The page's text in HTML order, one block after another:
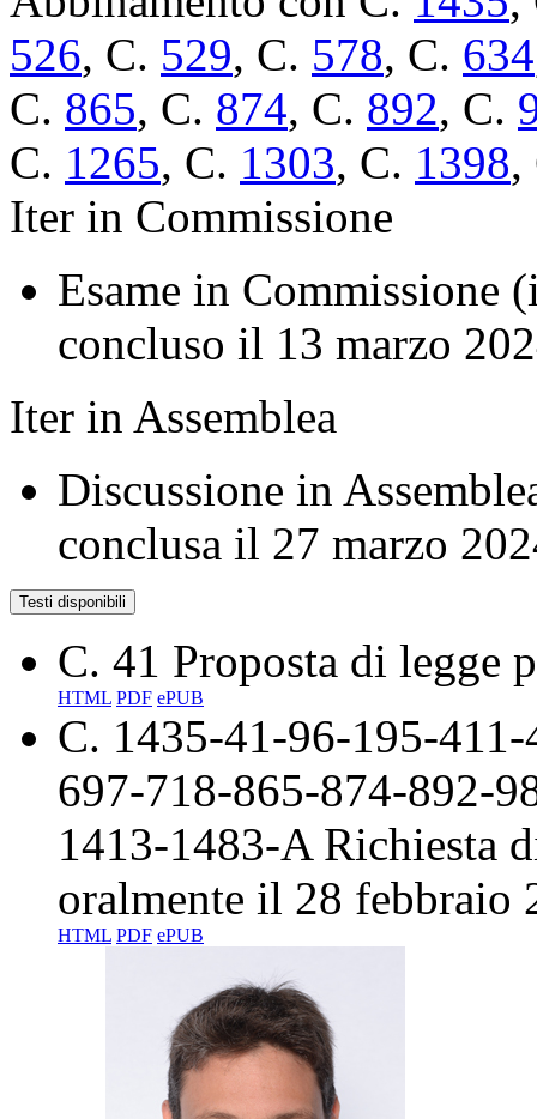
526, C. 529, C. 578, C. 634
C. 865, C. 874, C. 892, C.
C. 1265, C. 1303, C. 1398,
Iter in Commissione
Esame in Commissione
concluso il 13 marzo
Iter in Assemblea
Discussione in
conclusa il 27 marzo
Testi disponibili
C. 41 Proposta di legge
HTML PDF ePUB
C. 1435-41-96-195-
697-718-865-874-892-
1413-1483-A Richiesta
oralmente il 28 febbraio
HTML PDF ePUB